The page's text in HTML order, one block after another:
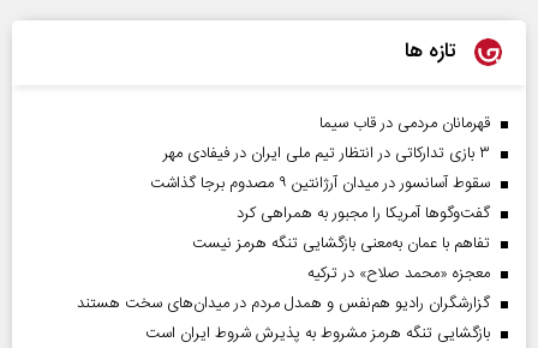
تازه ها
قهرمانان مردمی در قاب سیما
۳ بازی تدارکاتی در انتظار تیم ملی ایران در فیفادی مهر
سقوط آسانسور در میدان آرژانتین ۹ مصدوم برجا گذاشت
گفت‌وگوها آمریکا را مجبور به همراهی کرد
تفاهم با عمان به‌معنی بازگشایی تنگه هرمز نیست
معجزه «محمد صلاح» در ترکیه
گزارشگران رادیو هم‌نفس و همدل مردم در میدان‌های سخت هستند
بازگشایی تنگه هرمز مشروط به پذیرش شروط ایران است